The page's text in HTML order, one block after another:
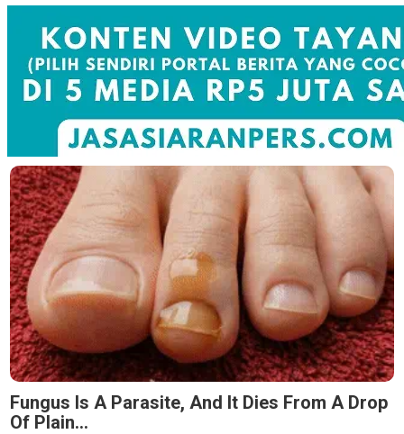
Fungus Is A Parasite, And It Dies From A Drop
Of Plain...